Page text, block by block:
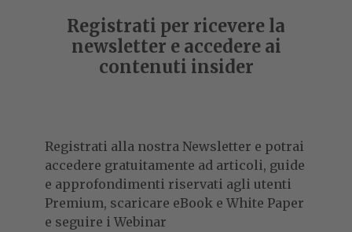
Registrati per ricevere la
newsletter e accedere ai
contenuti insider
Registrati alla nostra Newsletter e potrai
accedere gratuitamente ad articoli, guide
e approfondimenti riservati agli utenti
Premium, scaricare eBook e White Paper
e seguire i Webinar